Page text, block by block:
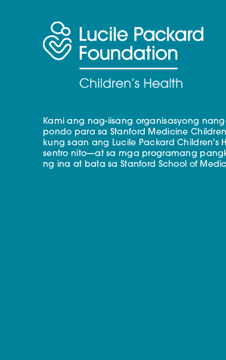
Kami ang nag-iisang organisasyong
pondo para sa Stanford Medicine
kung saan ang Lucile Packard Children's
sentro nito—at sa mga programang
ng ina at bata sa Stanford School of